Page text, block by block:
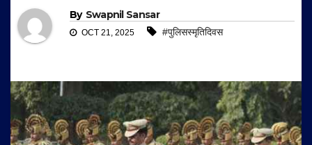
By Swapnil Sansar
OCT 21, 2025 #पुलिसस्मृतिदिवस